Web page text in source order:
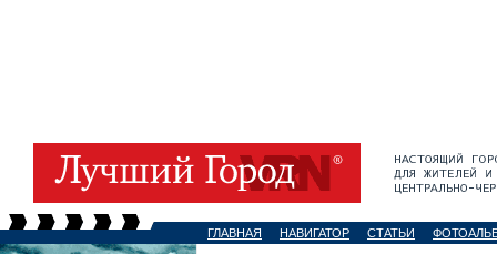
ГЛАВНАЯ НАВИГАТОР СТАТЬИ